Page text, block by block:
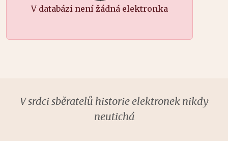
V databázi není žádná elektronka
V srdci sběratelů historie elektronek nikdy
neutichá